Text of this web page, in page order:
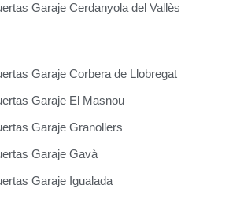
Garaje Cerdanyola del Vallès
Garaje Corbera de Llobregat
Garaje El Masnou
Garaje Granollers
Garaje Gavà
Garaje Igualada